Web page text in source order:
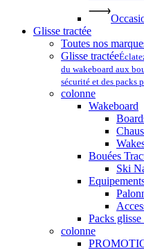
Glisse tractée
Toutes nos
Glisse tractée
du wakeboard aux
sécurité et des packs
colonne
Wakeboard
Bouées
Ski
Packs glisse
colonne